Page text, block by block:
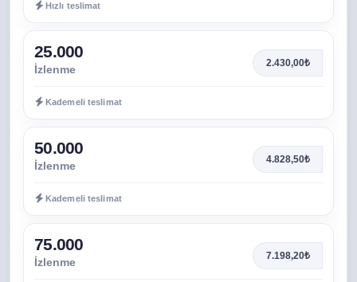
Hızlı teslimat
25.000
İzlenme 2.430,00₺
Kademeli teslimat
50.000
İzlenme 4.828,50₺
Kademeli teslimat
75.000
İzlenme 7.198,20₺